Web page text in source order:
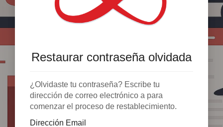
Restaurar contraseña olvidada
¿Olvidaste tu contraseña? Escribe tu
dirección de correo electrónico a para
comenzar el proceso de restablecimiento.
Dirección Email